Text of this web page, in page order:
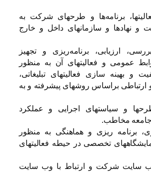
برنامه‌ها و طرحهای شرکت به
و نهادها و سازمانهای داخل و خارج
ارزیابی، برنامه‌ریزی و تجهیز
عمومی و فعالیتهای آن به ‌منظور
و بهینه سازی فعالیتهای تبلیغاتی،
و ارتباطی براساس روشهای پیشرفته و به
و سیاستهای اجرایی و عملکرد
مخاطب.
برنامه ریزی و هماهنگی به منظور
تخصصی در حیطه فعالیتهای
سایت شرکت و ارتباط با وب سایت